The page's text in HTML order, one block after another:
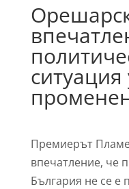
Премиерът
впечатление, че
България не се е